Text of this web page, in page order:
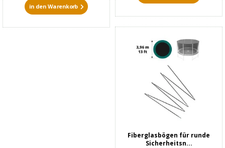
in den Warenkorb
Fiberglasbögen für runde
Sicherheitsn...